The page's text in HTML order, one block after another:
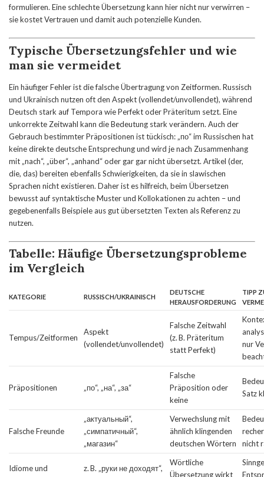
formulieren. Eine schlechte Übersetzung kann hier nicht nur verwirren –
sie kostet Vertrauen und damit auch potenzielle Kunden.
Typische Übersetzungsfehler und wie
man sie vermeidet
Ein häufiger Fehler ist die falsche Übertragung von Zeitformen. Russisch
und Ukrainisch nutzen oft den Aspekt (vollendet/unvollendet), während
Deutsch stark auf Tempora wie Perfekt oder Präteritum setzt. Eine
unkorrekte Zeitwahl kann die Bedeutung stark verändern. Auch der
Gebrauch bestimmter Präpositionen ist tückisch: „по“ im Russischen hat
keine direkte deutsche Entsprechung und wird je nach Zusammenhang
mit „nach“, „über“, „anhand“ oder gar gar nicht übersetzt. Artikel (der,
die, das) bereiten ebenfalls Schwierigkeiten, da sie in slawischen
Sprachen nicht existieren. Daher ist es hilfreich, beim Übersetzen
bewusst auf syntaktische Muster und Kollokationen zu achten – und
gegebenenfalls Beispiele aus gut übersetzten Texten als Referenz zu
nutzen.
Tabelle: Häufige Übersetzungsprobleme
im Vergleich
KATEGORIE RUSSISCH/UKRAINISCH
DEUTSCHE
HERAUSFORDERUNG
TIPP
Tempus/Zeitformen
Aspekt
(vollendet/unvollendet)
Falsche Zeitwahl
(z. B. Präteritum
statt Perfekt)
nur
Präpositionen „по“, „на“, „за“
Falsche
Präposition oder
keine
Satz
Falsche Freunde
„актуальный“,
„симпатичный“,
„магазин“
Verwechslung mit
ähnlich klingenden
deutschen Wörtern
nicht
Idiome und
z. B. „руки не доходят“,
Wörtliche
Übersetzung wirkt